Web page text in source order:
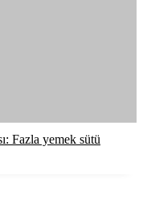
Fazla yemek sütü